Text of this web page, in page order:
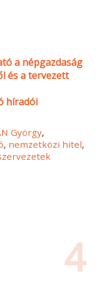
a népgazdaság
és a tervezett
híradói
György,
, nemzetközi hitel,
4